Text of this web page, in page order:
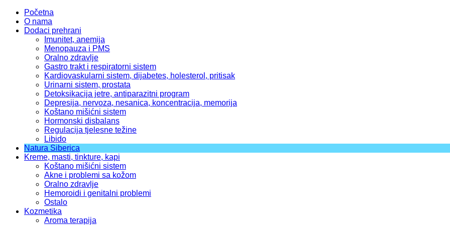
Početna
O nama
Dodaci prehrani
Imunitet, anemija
Menopauza i PMS
Oralno zdravlje
Gastro trakt i respiratorni sistem
Kardiovaskularni sistem, dijabetes, holesterol, pritisak
Urinarni sistem, prostata
Detoksikacija jetre, antiparazitni program
Depresija, nervoza, nesanica, koncentracija, memorija
Koštano mišićni sistem
Hormonski disbalans
Regulacija tjelesne težine
Libido
Natura Siberica
Kreme, masti, tinkture, kapi
Koštano mišićni sistem
Akne i problemi sa kožom
Oralno zdravlje
Hemoroidi i genitalni problemi
Ostalo
Kozmetika
Aroma terapija